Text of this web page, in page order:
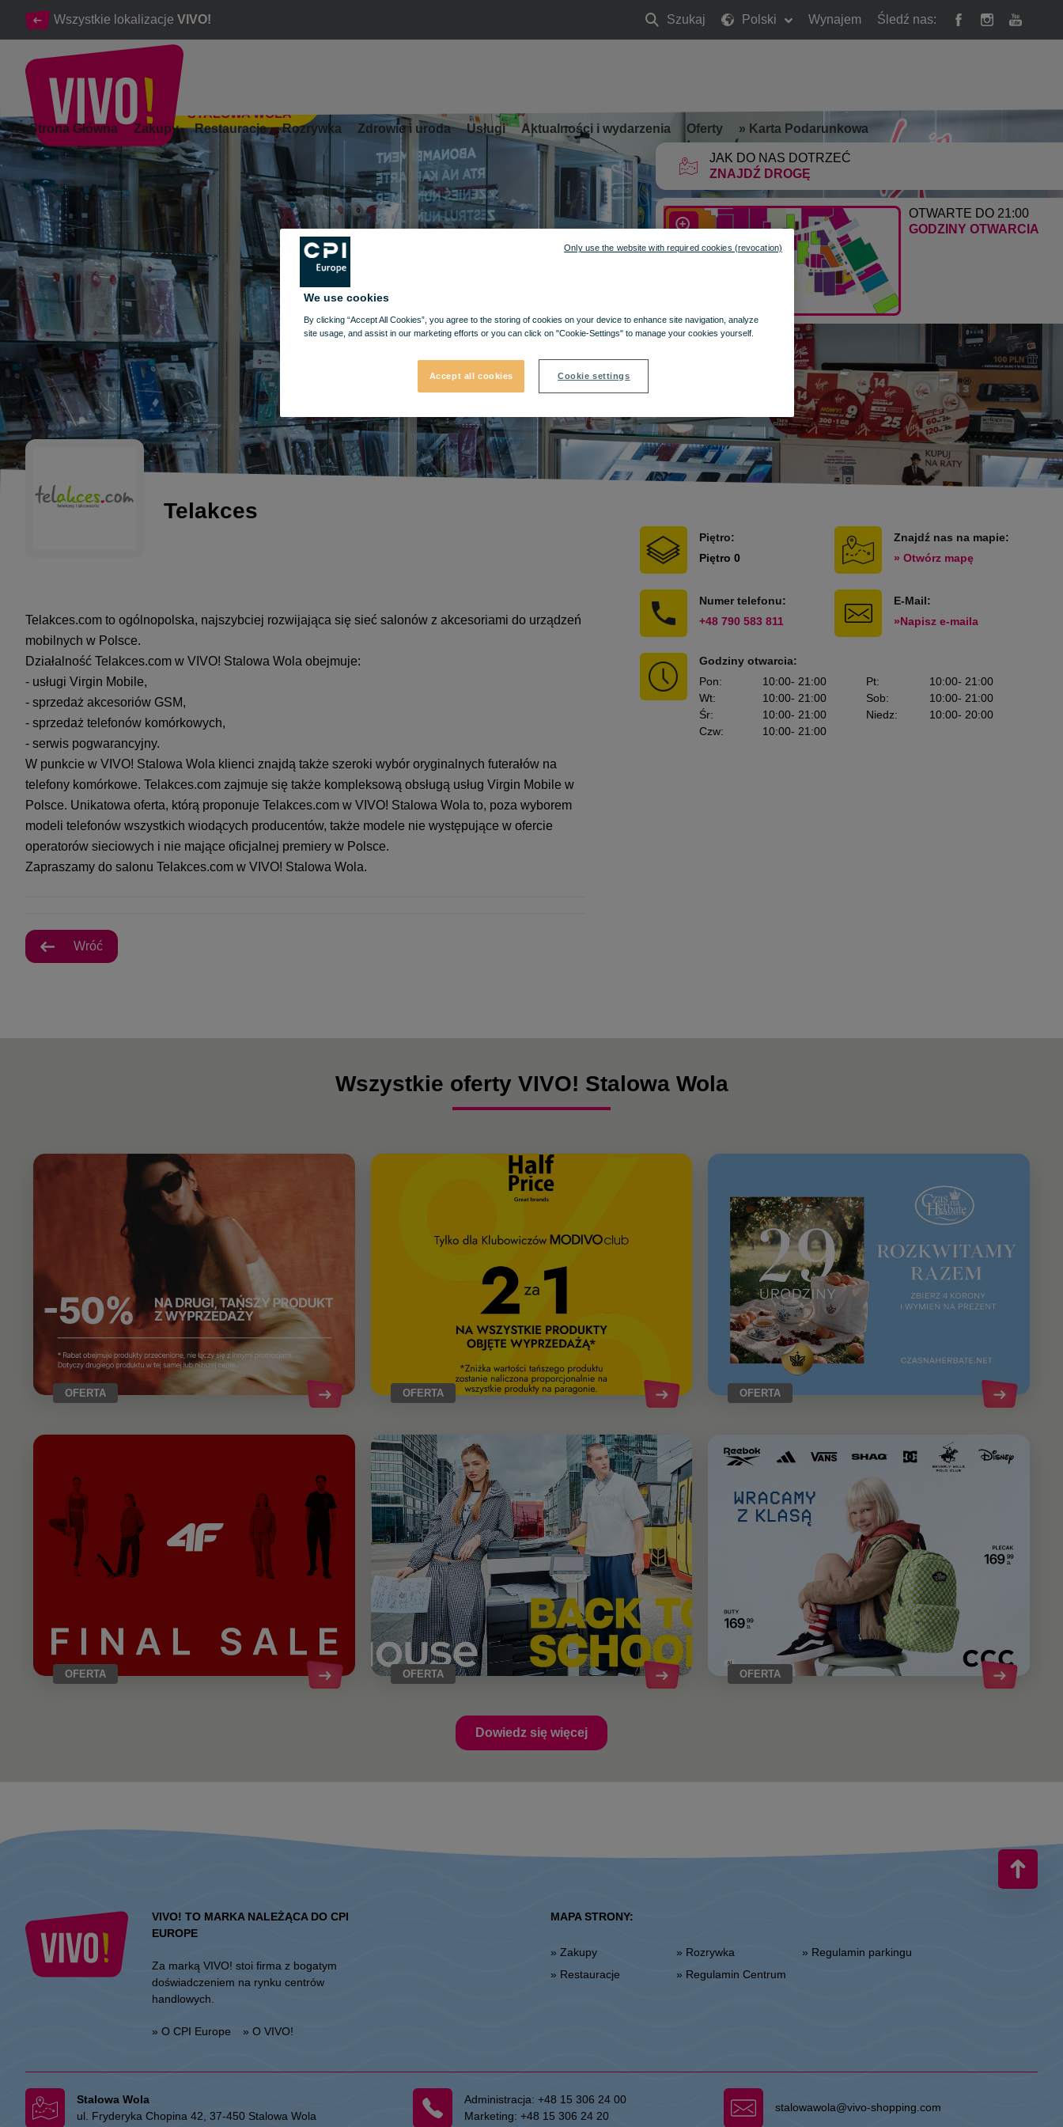
Wszystkie lokalizacje VIVO! Szukaj
Szukaj
Polski Wynajem Śledź nas:
JAK DO NAS DOTRZEĆ
ZNAJDŹ DROGĘ
OTWARTE DO 21:00
GODZINY OTWARCIA
Stalowa Wola
STALOWA WOLA
Strona Główna Zakupy Restauracje Rozrywka Zdrowie i uroda Usługi Aktualności i wydarzenia Oferty » Karta Podarunkowa
Telefony komórkowe, akcesoria, serwis
Telakces
Telakces.com to ogólnopolska, najszybciej rozwijająca się sieć salonów z akcesoriami do urządzeń
mobilnych w Polsce.
Działalność Telakces.com w VIVO! Stalowa Wola obejmuje:
- usługi Virgin Mobile,
- sprzedaż akcesoriów GSM,
- sprzedaż telefonów komórkowych,
- serwis pogwarancyjny.
W punkcie w VIVO! Stalowa Wola klienci znajdą także szeroki wybór oryginalnych futerałów na
telefony komórkowe. Telakces.com zajmuje się także kompleksową obsługą usług Virgin Mobile w
Polsce. Unikatowa oferta, którą proponuje Telakces.com w VIVO! Stalowa Wola to, poza wyborem
modeli telefonów wszystkich wiodących producentów, także modele nie występujące w ofercie
operatorów sieciowych i nie mające oficjalnej premiery w Polsce.
Zapraszamy do salonu Telakces.com w VIVO! Stalowa Wola.
Wróć
Piętro:
Piętro 0
Znajdź nas na mapie:
» Otwórz mapę
Numer telefonu:
+48 790 583 811
E-Mail:
»Napisz e-maila
Godziny otwarcia:
Pon: 10:00- 21:00
Wt: 10:00- 21:00
Śr: 10:00- 21:00
Czw: 10:00- 21:00
Pt: 10:00- 21:00
Sob: 10:00- 21:00
Niedz: 10:00- 20:00
Wszystkie oferty VIVO! Stalowa Wola
OFERTA OFERTA OFERTA
OFERTA OFERTA OFERTA
Dowiedz się więcej
VIVO! TO MARKA NALEŻĄCA DO CPI
EUROPE
Za marką VIVO! stoi firma z bogatym
doświadczeniem na rynku centrów
handlowych.
» O CPI Europe » O VIVO!
MAPA STRONY:
» Zakupy
» Restauracje
» Rozrywka
» Regulamin Centrum
» Regulamin parkingu
Stalowa Wola
ul. Fryderyka Chopina 42, 37-450 Stalowa Wola
Administracja:+48 15 306 24 00
Marketing:+48 15 306 24 20
stalowawola@vivo-shopping.com
We use cookies
By clicking “Accept All Cookies”, you agree to the storing of cookies on your device to enhance site navigation, analyze
site usage, and assist in our marketing efforts or you can click on "Cookie-Settings" to manage your cookies yourself.
Accept all cookies Cookie settings
Only use the website with required cookies (revocation)